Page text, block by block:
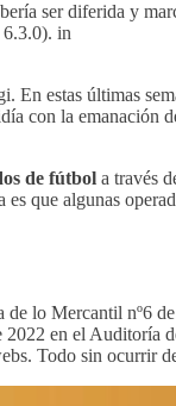
ser diferida y
6.3.0). in
En estas últimas
con la emanación
de fútbol a través
que algunas
lo Mercantil nº6
en el Auditoría
Todo sin ocurrir